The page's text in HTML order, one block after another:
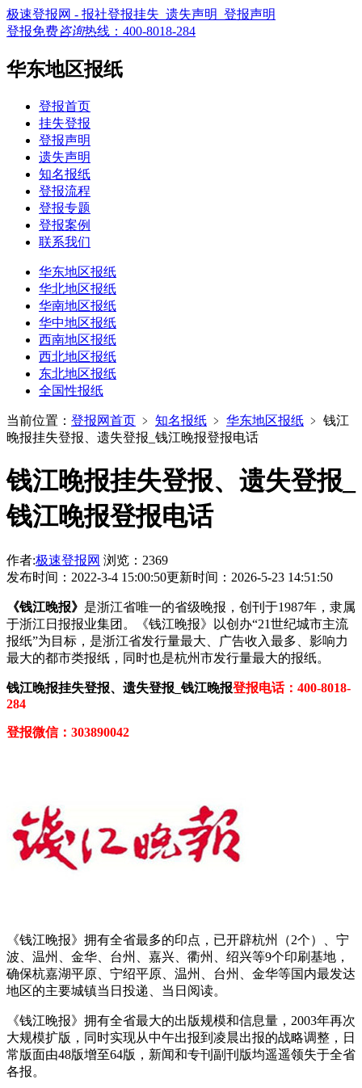
极速登报网 - 报社登报挂失_遗失声明_登报声明
登报免费咨询热线： 400-8018-284
华东地区报纸
登报首页
挂失登报
登报声明
遗失声明
知名报纸
登报流程
登报专题
登报案例
联系我们
华东地区报纸
华北地区报纸
华南地区报纸
华中地区报纸
西南地区报纸
西北地区报纸
东北地区报纸
全国性报纸
当前位置： 登报网首页 ﹥ 知名报纸 ﹥ 华东地区报纸 ﹥ 钱江
晚报挂失登报、遗失登报_钱江晚报登报电话
钱江晚报挂失登报、遗失登报_
钱江晚报登报电话
作者:极速登报网 浏览：2369
发布时间：2022-3-4 15:00:50更新时间：2026-5-23 14:51:50
《钱江晚报》 是浙江省唯一的省级晚报，创刊于1987年，隶属
于浙江日报报业集团。《钱江晚报》以创办“21世纪城市主流
报纸”为目标，是浙江省发行量最大、广告收入最多、影响力
最大的都市类报纸，同时也是杭州市发行量最大的报纸。
钱江晚报挂失登报、遗失登报_钱江晚报登报电话：400-8018-
284
登报微信：303890042
《钱江晚报》拥有全省最多的印点，已开辟杭州（2个）、宁
波、温州、金华、台州、嘉兴、衢州、绍兴等9个印刷基地，
确保杭嘉湖平原、宁绍平原、温州、台州、金华等国内最发达
地区的主要城镇当日投递、当日阅读。
《钱江晚报》拥有全省最大的出版规模和信息量，2003年再次
大规模扩版，同时实现从中午出报到凌晨出报的战略调整，日
常版面由48版增至64版，新闻和专刊副刊版均遥遥领失于全省
各报。